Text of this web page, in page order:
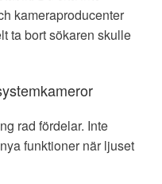
kameraproducenter
ta bort sökaren skulle
rad fördelar. Inte
funktioner när ljuset